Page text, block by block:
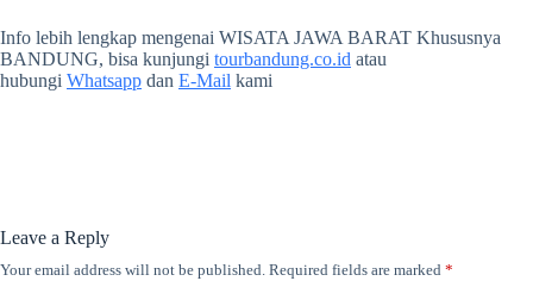
Info lebih lengkap mengenai WISATA JAWA BARAT Khususnya
BANDUNG, bisa kunjungi tourbandung.co.id atau
hubungi Whatsapp dan E-Mail kami
Leave a Reply
Your email address will not be published. Required fields are marked *